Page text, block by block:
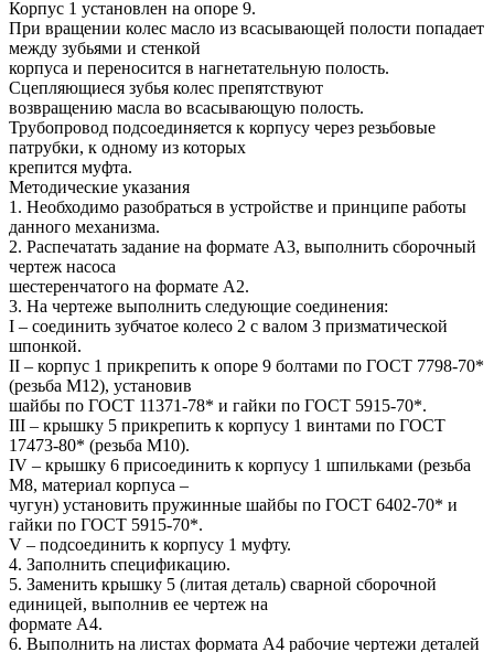
Корпус 1 установлен на опоре 9.
При вращении колес масло из всасывающей полости попадает
между зубьями и стенкой
корпуса и переносится в нагнетательную полость.
Сцепляющиеся зубья колес препятствуют
возвращению масла во всасывающую полость.
Трубопровод подсоединяется к корпусу через резьбовые
патрубки, к одному из которых
крепится муфта.
Методические указания
1. Необходимо разобраться в устройстве и принципе работы
данного механизма.
2. Распечатать задание на формате А3, выполнить сборочный
чертеж насоса
шестеренчатого на формате А2.
3. На чертеже выполнить следующие соединения:
I – соединить зубчатое колесо 2 с валом 3 призматической
шпонкой.
II – корпус 1 прикрепить к опоре 9 болтами по ГОСТ 7798-70*
(резьба М12), установив
шайбы по ГОСТ 11371-78* и гайки по ГОСТ 5915-70*.
III – крышку 5 прикрепить к корпусу 1 винтами по ГОСТ
17473-80* (резьба М10).
IV – крышку 6 присоединить к корпусу 1 шпильками (резьба
М8, материал корпуса –
чугун) установить пружинные шайбы по ГОСТ 6402-70* и
гайки по ГОСТ 5915-70*.
V – подсоединить к корпусу 1 муфту.
4. Заполнить спецификацию.
5. Заменить крышку 5 (литая деталь) сварной сборочной
единицей, выполнив ее чертеж на
формате А4.
6. Выполнить на листах формата А4 рабочие чертежи деталей